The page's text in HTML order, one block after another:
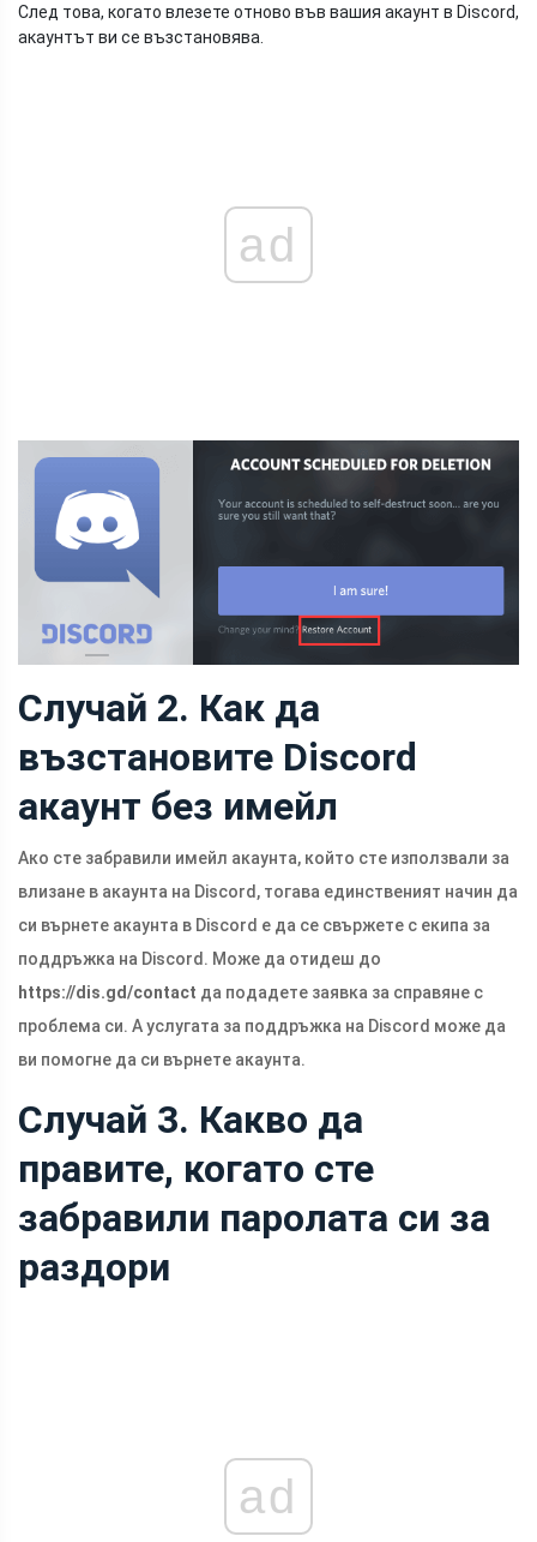
След това, когато влезете отново във вашия акаунт в Discord,
акаунтът ви се възстановява.
ad
Случай 2. Как да
възстановите Discord
акаунт без имейл
Ако сте забравили имейл акаунта, който сте използвали за
влизане в акаунта на Discord, тогава единственият начин да
си върнете акаунта в Discord е да се свържете с екипа за
поддръжка на Discord. Може да отидеш до
https://dis.gd/contact да подадете заявка за справяне с
проблема си. А услугата за поддръжка на Discord може да
ви помогне да си върнете акаунта.
Случай 3. Какво да
правите, когато сте
забравили паролата си за
раздори
ad